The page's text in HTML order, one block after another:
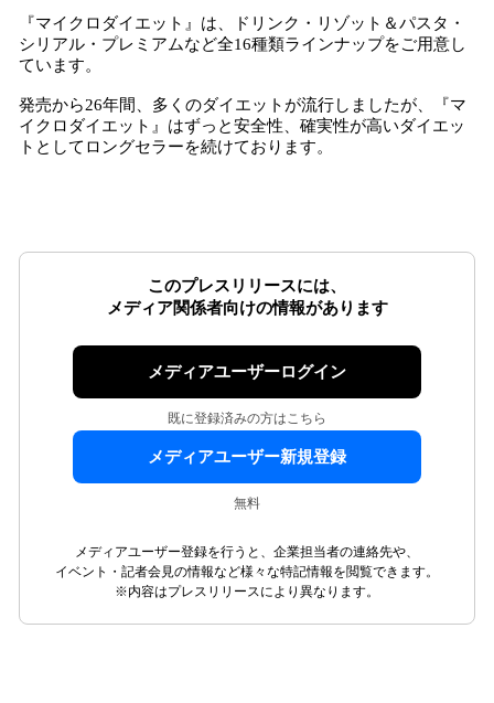
『マイクロダイエット』は、ドリンク・リゾット＆パスタ・
シリアル・プレミアムなど全16種類ラインナップをご用意し
ています。
発売から26年間、多くのダイエットが流行しましたが、『マ
イクロダイエット』はずっと安全性、確実性が高いダイエッ
トとしてロングセラーを続けております。
このプレスリリースには、
メディア関係者向けの情報があります
メディアユーザーログイン
既に登録済みの方はこちら
メディアユーザー新規登録
無料
メディアユーザー登録を行うと、企業担当者の連絡先や、
イベント・記者会見の情報など様々な特記情報を閲覧できます。
※内容はプレスリリースにより異なります。